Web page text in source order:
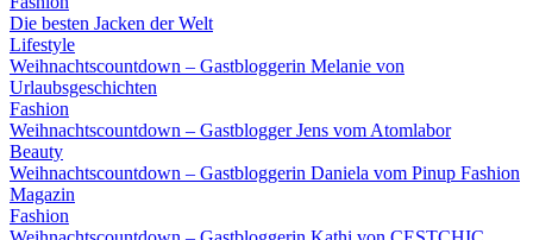
Die besten Jacken der Welt
Lifestyle
Weihnachtscountdown – Gastbloggerin Melanie von
Urlaubsgeschichten
Fashion
Weihnachtscountdown – Gastblogger Jens vom Atomlabor
Beauty
Weihnachtscountdown – Gastbloggerin Daniela vom Pinup Fashion
Magazin
Fashion